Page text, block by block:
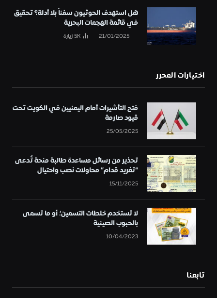
هل استهدف الحوثيون سفناً بلا أدلة؟ تحقيق
في قائمة الهجمات البحرية
21/01/2025
5Kزيارة
اختيارات المحرر
فتح التأشيرات أمام اليمنيين في الكويت تحت
قيود صارمة
25/05/2025
تحذير من رسائل مساعدة طالبة منحة تُدعى
“تغريد قدام” محاولات نصب واحتيال
15/11/2025
لا تستخدم خلطات التسمين؛ أو ما تسمى
بالحبوب الصينية
10/04/2023
تابعنا